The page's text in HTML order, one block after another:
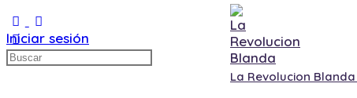
Iniciar sesión
Buscar:
La Revolucion Blanda